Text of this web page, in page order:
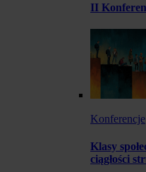
II
Konferencje
Klasy
ciągłości